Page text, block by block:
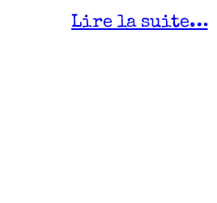
Lire la suite…